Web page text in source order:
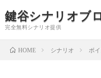
鍵谷シナリオブ
完全無料シナリオ提供
HOME シナリオ ボ